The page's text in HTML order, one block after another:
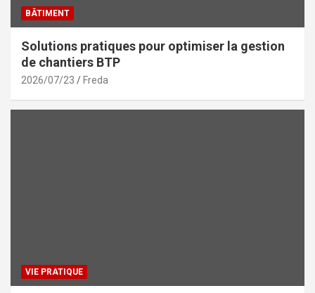
BÂTIMENT
Solutions pratiques pour optimiser la gestion
de chantiers BTP
2026/07/23 Freda
VIE PRATIQUE